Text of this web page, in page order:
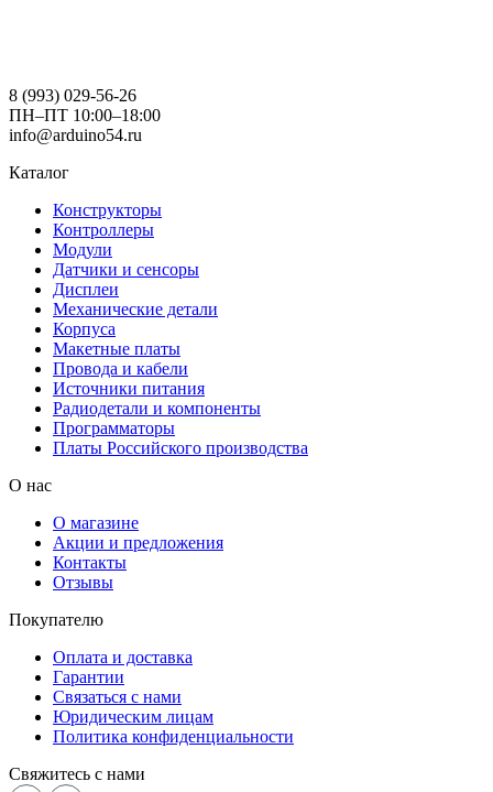
8 (993) 029-56-26
ПН–ПТ 10:00–18:00
info@arduino54.ru
Каталог
Конструкторы
Контроллеры
Модули
Датчики и сенсоры
Дисплеи
Механические детали
Корпуса
Макетные платы
Провода и кабели
Источники питания
Радиодетали и компоненты
Программаторы
Платы Российского производства
О нас
О магазине
Акции и предложения
Контакты
Отзывы
Покупателю
Оплата и доставка
Гарантии
Связаться с нами
Юридическим лицам
Политика конфиденциальности
Свяжитесь с нами